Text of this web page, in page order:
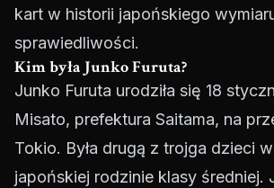
kart w historii japońskiego
sprawiedliwości.
Kim była Junko Furuta?
Junko Furuta urodziła się 18
Misato, prefektura Saitama, na
Tokio. Była drugą z trojga dzieci
japońskiej rodzinie klasy średniej.